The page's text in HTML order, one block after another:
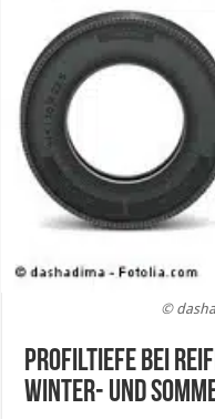
©
Profiltiefe bei
Winter- und